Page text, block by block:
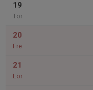
19
Tor
20
Fre
21
Lör